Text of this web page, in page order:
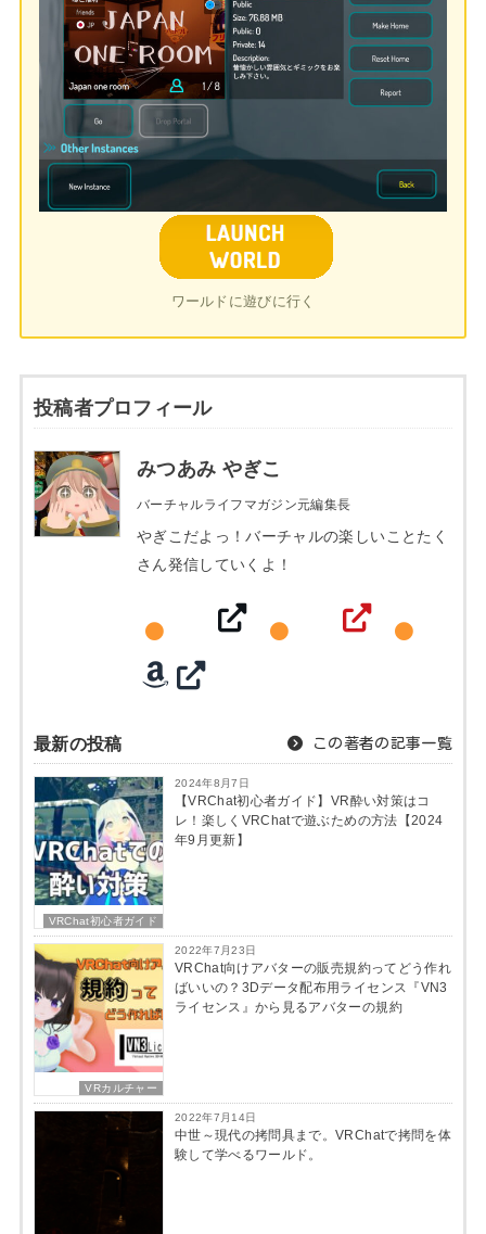
ワールドに遊びに行く
投稿者プロフィール
みつあみ やぎこ
バーチャルライフマガジン元編集長
やぎこだよっ！バーチャルの楽しいことたく
さん発信していくよ！
最新の投稿 この著者の記事一覧
VRChat初心者ガイド
2024年8月7日
【VRChat初心者ガイド】VR酔い対策はコ
レ！楽しくVRChatで遊ぶための方法【2024
年9月更新】
VRカルチャー
2022年7月23日
VRChat向けアバターの販売規約ってどう作れ
ばいいの？3Dデータ配布用ライセンス『VN3
ライセンス』から見るアバターの規約
2022年7月14日
中世～現代の拷問具まで。VRChatで拷問を体
験して学べるワールド。